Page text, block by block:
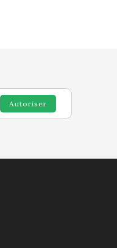
Autoriser